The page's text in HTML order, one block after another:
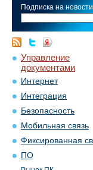
Подписка на
Управление
документами
Интернет
Интеграция
Безопасность
Мобильная связь
Фиксированная
ПО